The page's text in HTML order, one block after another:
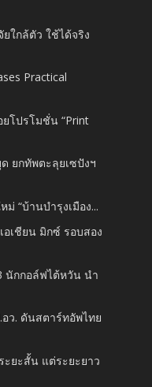
ยใกล้ตัว ใช้ได้จริง
Practical
โปรโมชั่น “Print
ยกทัพตะลุยเซปังฯ
“บ้านบำรุงเมือง...
เชียน มิกซ์ รอบสอง
นักกอล์ฟไต้หวัน นำ
ว. ดันสตาร์ทอัพไทย
ะยะสั้น แต่ระยะยาว